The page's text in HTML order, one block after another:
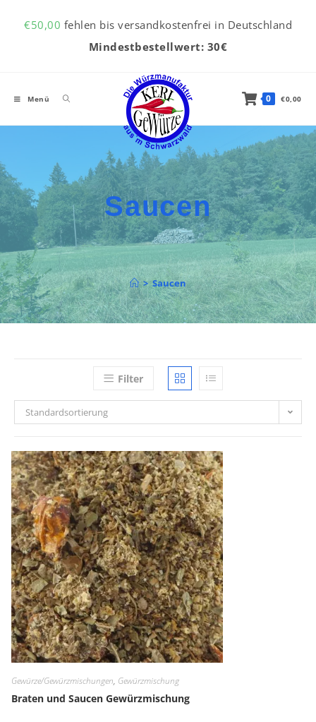
€50,00 fehlen bis versandkostenfrei in Deutschland
Mindestbestellwert: 30€
Menü 0 €0,00
Saucen
> Saucen
Filter
Standardsortierung
Gewürze/Gewürzmischungen, Gewürzmischung
Braten und Saucen Gewürzmischung